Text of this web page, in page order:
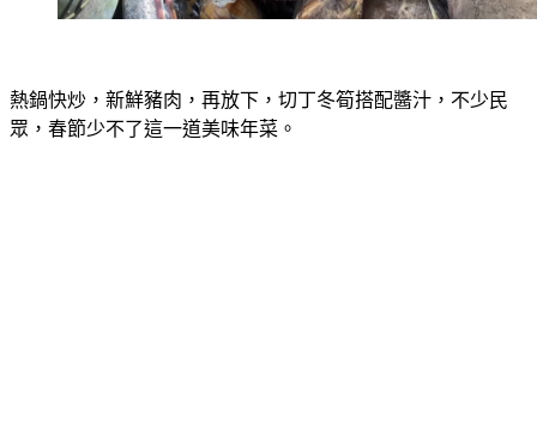
熱鍋快炒，新鮮豬肉，再放下，切丁冬筍搭配醬汁，不少民
眾，春節少不了這一道美味年菜。